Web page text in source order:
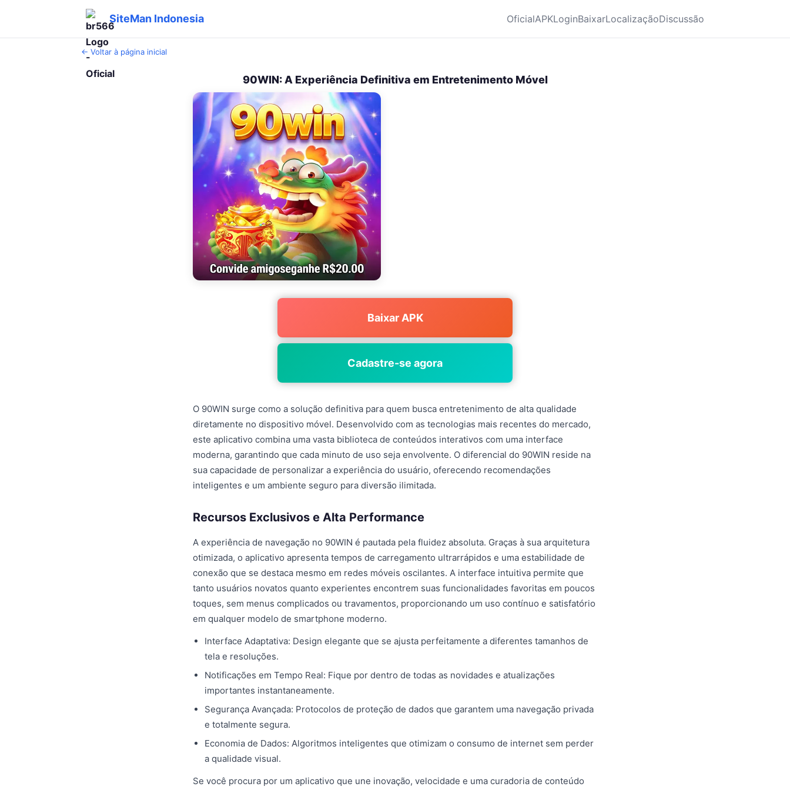
SiteMan Indonesia OficialAPKLoginBaixarLocalizaçãoDiscussão
← Voltar à página inicial
90WIN: A Experiência Definitiva em Entretenimento Móvel
Baixar APK
Cadastre-se agora
O 90WIN surge como a solução definitiva para quem busca entretenimento de alta qualidade
diretamente no dispositivo móvel. Desenvolvido com as tecnologias mais recentes do mercado,
este aplicativo combina uma vasta biblioteca de conteúdos interativos com uma interface
moderna, garantindo que cada minuto de uso seja envolvente. O diferencial do 90WIN reside na
sua capacidade de personalizar a experiência do usuário, oferecendo recomendações
inteligentes e um ambiente seguro para diversão ilimitada.
Recursos Exclusivos e Alta Performance
A experiência de navegação no 90WIN é pautada pela fluidez absoluta. Graças à sua arquitetura
otimizada, o aplicativo apresenta tempos de carregamento ultrarrápidos e uma estabilidade de
conexão que se destaca mesmo em redes móveis oscilantes. A interface intuitiva permite que
tanto usuários novatos quanto experientes encontrem suas funcionalidades favoritas em poucos
toques, sem menus complicados ou travamentos, proporcionando um uso contínuo e satisfatório
em qualquer modelo de smartphone moderno.
Interface Adaptativa: Design elegante que se ajusta perfeitamente a diferentes tamanhos de
tela e resoluções.
Notificações em Tempo Real: Fique por dentro de todas as novidades e atualizações
importantes instantaneamente.
Segurança Avançada: Protocolos de proteção de dados que garantem uma navegação privada
e totalmente segura.
Economia de Dados: Algoritmos inteligentes que otimizam o consumo de internet sem perder
a qualidade visual.
Se você procura por um aplicativo que une inovação, velocidade e uma curadoria de conteúdo